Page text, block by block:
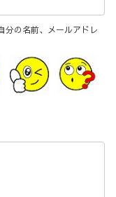
分の名前、メールアドレ